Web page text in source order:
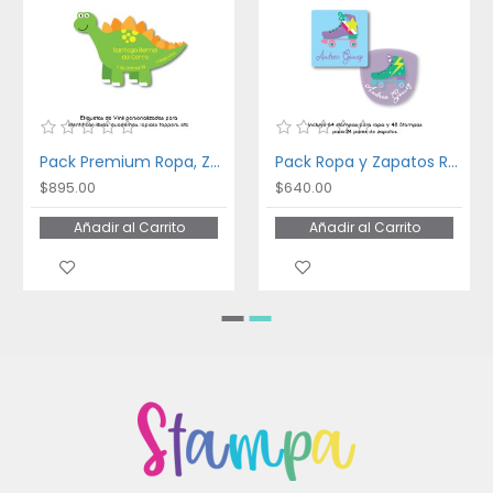
Pack Premium Ropa, Zapatos y Escuela Dinosaurios
$895.00
Añadir al Carrito
Pack Ropa y Zapatos Roller Blandes
$640.00
Añadir al Carrito